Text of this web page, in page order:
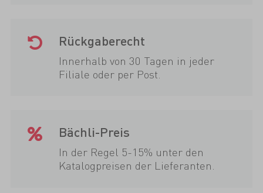
Rückgaberecht
Innerhalb von 30 Tagen in jeder
Filiale oder per Post.
Bächli-Preis
In der Regel 5-15% unter den
Katalogpreisen der Lieferanten.